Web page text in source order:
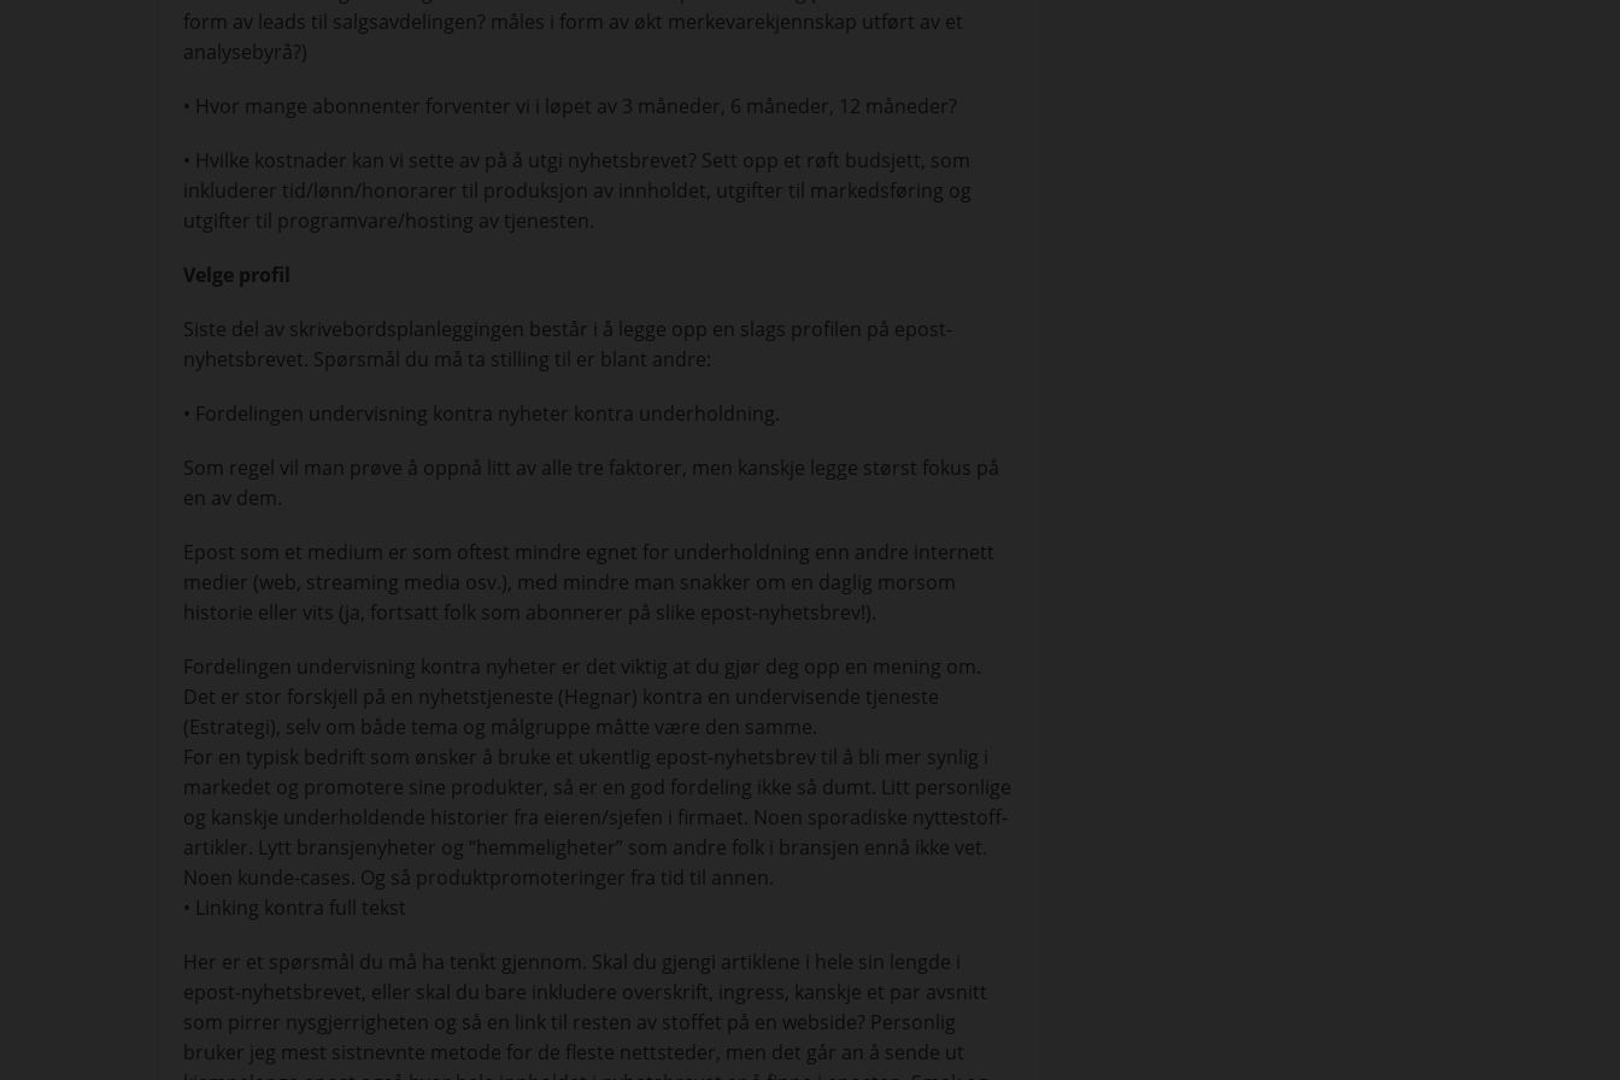
form av leads til salgsavdelingen? måles i form av økt merkevarekjennskap utført av et
analysebyrå?)
• Hvor mange abonnenter forventer vi i løpet av 3 måneder, 6 måneder, 12 måneder?
• Hvilke kostnader kan vi sette av på å utgi nyhetsbrevet? Sett opp et røft budsjett, som
inkluderer tid/lønn/honorarer til produksjon av innholdet, utgifter til markedsføring og
utgifter til programvare/hosting av tjenesten.
Velge profil
Siste del av skrivebordsplanleggingen består i å legge opp en slags profilen på epost-
nyhetsbrevet. Spørsmål du må ta stilling til er blant andre:
• Fordelingen undervisning kontra nyheter kontra underholdning.
Som regel vil man prøve å oppnå litt av alle tre faktorer, men kanskje legge størst fokus på
en av dem.
Epost som et medium er som oftest mindre egnet for underholdning enn andre internett
medier (web, streaming media osv.), med mindre man snakker om en daglig morsom
historie eller vits (ja, fortsatt folk som abonnerer på slike epost-nyhetsbrev!).
Fordelingen undervisning kontra nyheter er det viktig at du gjør deg opp en mening om.
Det er stor forskjell på en nyhetstjeneste (Hegnar) kontra en undervisende tjeneste
(Estrategi), selv om både tema og målgruppe måtte være den samme.
For en typisk bedrift som ønsker å bruke et ukentlig epost-nyhetsbrev til å bli mer synlig i
markedet og promotere sine produkter, så er en god fordeling ikke så dumt. Litt personlige
og kanskje underholdende historier fra eieren/sjefen i firmaet. Noen sporadiske nyttestoff-
artikler. Lytt bransjenyheter og “hemmeligheter” som andre folk i bransjen ennå ikke vet.
Noen kunde-cases. Og så produktpromoteringer fra tid til annen.
• Linking kontra full tekst
Her er et spørsmål du må ha tenkt gjennom. Skal du gjengi artiklene i hele sin lengde i
epost-nyhetsbrevet, eller skal du bare inkludere overskrift, ingress, kanskje et par avsnitt
som pirrer nysgjerrigheten og så en link til resten av stoffet på en webside? Personlig
bruker jeg mest sistnevnte metode for de fleste nettsteder, men det går an å sende ut